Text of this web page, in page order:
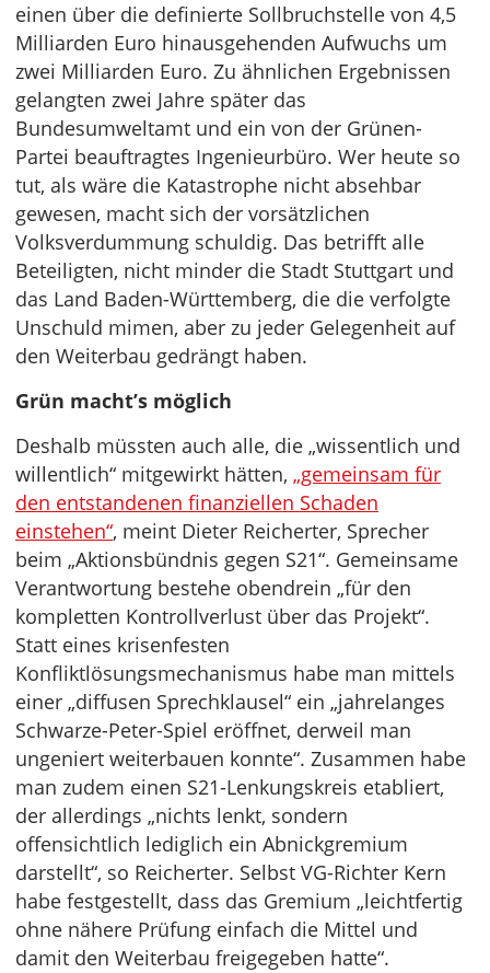
einen über die definierte Sollbruchstelle von 4,5
Milliarden Euro hinausgehenden Aufwuchs um
zwei Milliarden Euro. Zu ähnlichen Ergebnissen
gelangten zwei Jahre später das
Bundesumweltamt und ein von der Grünen-
Partei beauftragtes Ingenieurbüro. Wer heute so
tut, als wäre die Katastrophe nicht absehbar
gewesen, macht sich der vorsätzlichen
Volksverdummung schuldig. Das betrifft alle
Beteiligten, nicht minder die Stadt Stuttgart und
das Land Baden-Württemberg, die die verfolgte
Unschuld mimen, aber zu jeder Gelegenheit auf
den Weiterbau gedrängt haben.
Grün macht’s möglich
Deshalb müssten auch alle, die „wissentlich und
willentlich“ mitgewirkt hätten, „gemeinsam für
den entstandenen finanziellen Schaden
einstehen“, meint Dieter Reicherter, Sprecher
beim „Aktionsbündnis gegen S21“. Gemeinsame
Verantwortung bestehe obendrein „für den
kompletten Kontrollverlust über das Projekt“.
Statt eines krisenfesten
Konfliktlösungsmechanismus habe man mittels
einer „diffusen Sprechklausel“ ein „jahrelanges
Schwarze-Peter-Spiel eröffnet, derweil man
ungeniert weiterbauen konnte“. Zusammen habe
man zudem einen S21-Lenkungskreis etabliert,
der allerdings „nichts lenkt, sondern
offensichtlich lediglich ein Abnickgremium
darstellt“, so Reicherter. Selbst VG-Richter Kern
habe festgestellt, dass das Gremium „leichtfertig
ohne nähere Prüfung einfach die Mittel und
damit den Weiterbau freigegeben hatte“.